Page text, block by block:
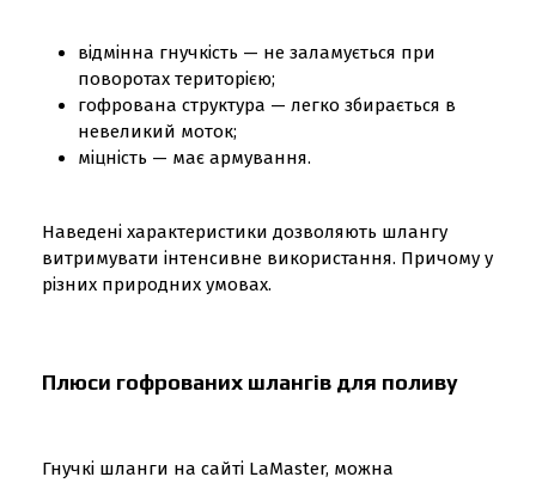
відмінна гнучкість — не заламується при
поворотах територією;
гофрована структура — легко збирається в
невеликий моток;
міцність — має армування.
Наведені характеристики дозволяють шлангу
витримувати інтенсивне використання. Причому у
різних природних умовах.
Плюси гофрованих шлангів для поливу
Гнучкі шланги на сайті LaMaster, можна